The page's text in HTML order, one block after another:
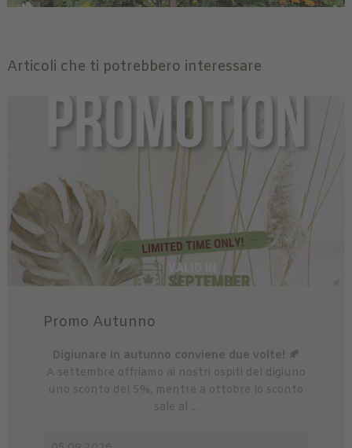
Articoli che ti potrebbero interessare
Promo Autunno
Digiunare in autunno conviene due volte! 🍂
A settembre offriamo ai nostri ospiti del digiuno
uno sconto del 5%, mentre a ottobre lo sconto
sale al ...